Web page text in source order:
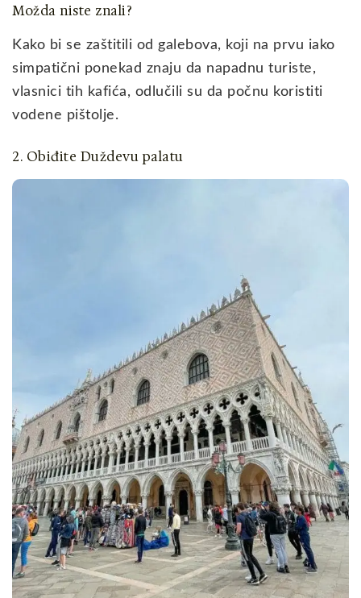
Možda niste znali?
Kako bi se zaštitili od galebova, koji na prvu iako
simpatični ponekad znaju da napadnu turiste,
vlasnici tih kafića, odlučili su da počnu koristiti
vodene pištolje.
2. Obiđite Duždevu palatu